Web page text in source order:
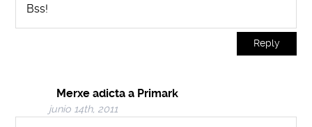
Bss!
Reply
Merxe adicta a Primark
junio 14th, 2011